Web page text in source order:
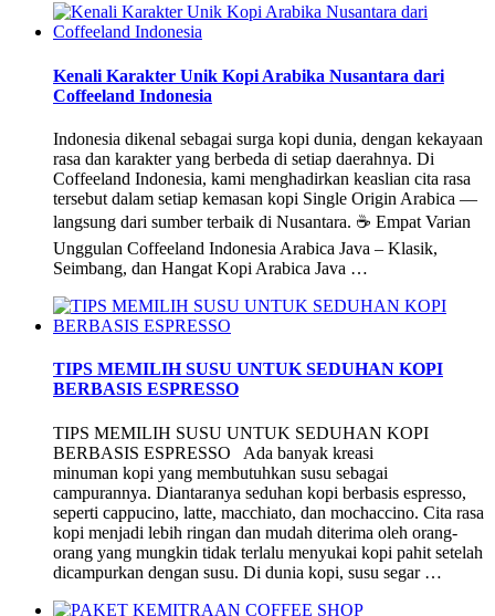
Kenali Karakter Unik Kopi Arabika Nusantara dari
Coffeeland Indonesia
Indonesia dikenal sebagai surga kopi dunia, dengan kekayaan
rasa dan karakter yang berbeda di setiap daerahnya. Di
Coffeeland Indonesia, kami menghadirkan keaslian cita rasa
tersebut dalam setiap kemasan kopi Single Origin Arabica —
langsung dari sumber terbaik di Nusantara. ☕ Empat Varian
Unggulan Coffeeland Indonesia Arabica Java – Klasik,
Seimbang, dan Hangat Kopi Arabica Java …
TIPS MEMILIH SUSU UNTUK SEDUHAN KOPI
BERBASIS ESPRESSO
TIPS MEMILIH SUSU UNTUK SEDUHAN KOPI
BERBASIS ESPRESSO Ada banyak kreasi
minuman kopi yang membutuhkan susu sebagai
campurannya. Diantaranya seduhan kopi berbasis espresso,
seperti cappucino, latte, macchiato, dan mochaccino. Cita rasa
kopi menjadi lebih ringan dan mudah diterima oleh orang-
orang yang mungkin tidak terlalu menyukai kopi pahit setelah
dicampurkan dengan susu. Di dunia kopi, susu segar …